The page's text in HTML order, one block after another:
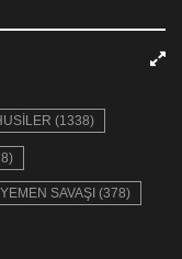
(1338)
YEMEN SAVAŞI (378)